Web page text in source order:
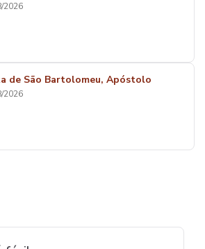
2026
de São Bartolomeu, Apóstolo
2026